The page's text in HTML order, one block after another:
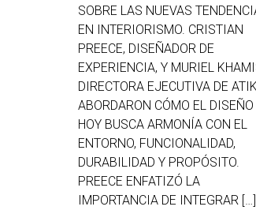
SOBRE LAS NUEVAS
EN INTERIORISMO. CRISTIAN
PREECE, DISEÑADOR DE
EXPERIENCIA, Y MURIEL
DIRECTORA EJECUTIVA DE
ABORDARON CÓMO EL DISEÑO
HOY BUSCA ARMONÍA CON EL
ENTORNO, FUNCIONALIDAD,
DURABILIDAD Y PROPÓSITO.
PREECE ENFATIZÓ LA
IMPORTANCIA DE INTEGRAR […]